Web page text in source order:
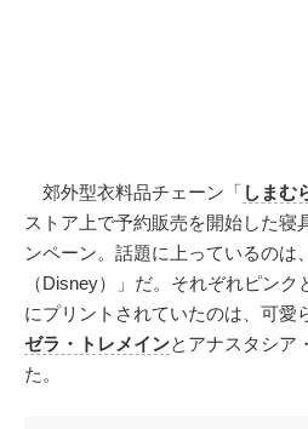
郊外型衣料品チェーン「 しまむ
ストア上で予約販売を開始した寝
ンペーン。話題に上っているのは
（Disney）」だ。それぞれピン
にプリントされていたのは、可愛
ゼラ・トレメインとアナスタシア
た。